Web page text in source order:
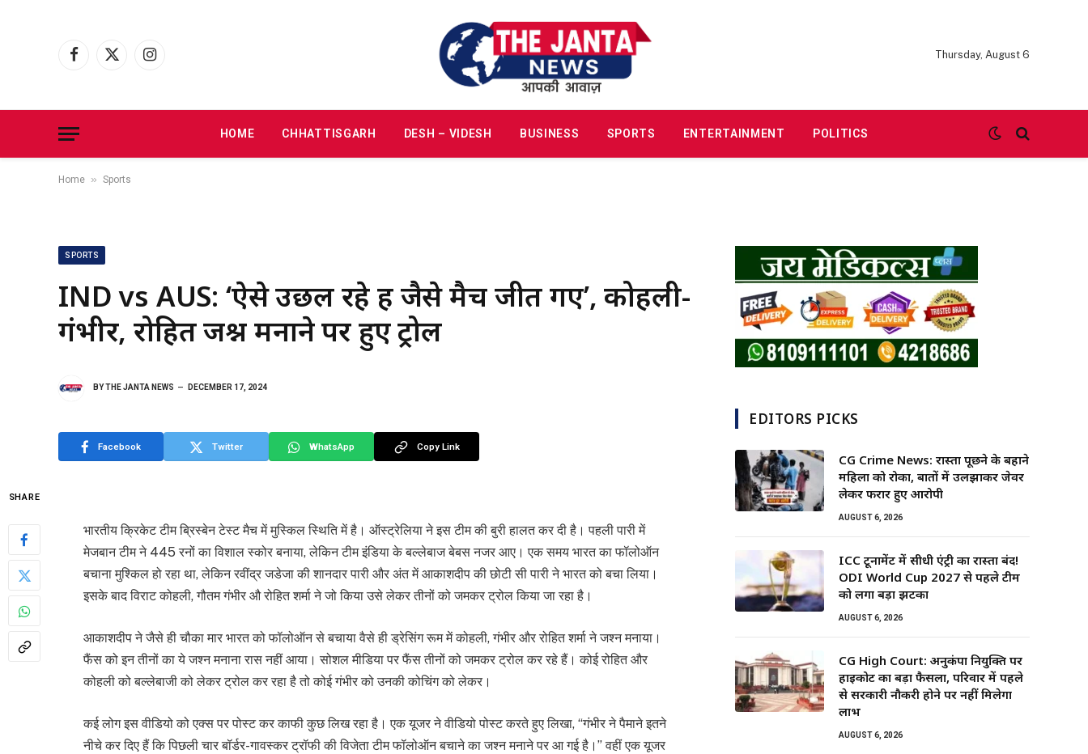
Facebook
X
Instagram
Thursday, August 6
HOME CHHATTISGARH DESH – VIDESH BUSINESS SPORTS ENTERTAINMENT POLITICS
Home » Sports
SPORTS
IND vs AUS: ‘ऐसे उछल रहे हैं जैसे मैच जीत गए’, कोहली-
गंभीर, रोहित जश्न मनाने पर हुए ट्रोल
BYTHE JANTA NEWS DECEMBER 17, 2024
Facebook Twitter WhatsApp Copy Link
SHARE
भारतीय क्रिकेट टीम ब्रिस्बेन टेस्ट मैच में मुस्किल स्थिति में है। ऑस्ट्रेलिया ने इस टीम की बुरी हालत कर दी है। पहली पारी में
मेजबान टीम ने 445 रनों का विशाल स्कोर बनाया, लेकिन टीम इंडिया के बल्लेबाज बेबस नजर आए। एक समय भारत का फॉलोऑन
बचाना मुश्किल हो रहा था, लेकिन रवींद्र जडेजा की शानदार पारी और अंत में आकाशदीप की छोटी सी पारी ने भारत को बचा लिया।
इसके बाद विराट कोहली, गौतम गंभीर औ रोहित शर्मा ने जो किया उसे लेकर तीनों को जमकर ट्रोल किया जा रहा है।
आकाशदीप ने जैसे ही चौका मार भारत को फॉलोऑन से बचाया वैसे ही ड्रेसिंग रूम में कोहली, गंभीर और रोहित शर्मा ने जश्न मनाया।
फैंस को इन तीनों का ये जश्न मनाना रास नहीं आया। सोशल मीडिया पर फैंस तीनों को जमकर ट्रोल कर रहे हैं। कोई रोहित और
कोहली को बल्लेबाजी को लेकर ट्रोल कर रहा है तो कोई गंभीर को उनकी कोचिंग को लेकर।
कई लोग इस वीडियो को एक्स पर पोस्ट कर काफी कुछ लिख रहा है। एक यूजर ने वीडियो पोस्ट करते हुए लिखा, “गंभीर ने पैमाने इतने
नीचे कर दिए हैं कि पिछली चार बॉर्डर-गावस्कर ट्रॉफी की विजेता टीम फॉलोऑन बचाने का जश्न मनाने पर आ गई है।” वहीं एक यूजर
EDITORS PICKS
CG Crime News: रास्ता पूछने के बहाने
महिला को रोका, बातों में उलझाकर जेवर
लेकर फरार हुए आरोपी
AUGUST 6, 2026
ICC टूर्नामेंट में सीधी एंट्री का रास्ता बंद!
ODI World Cup 2027 से पहले टीम
को लगा बड़ा झटका
AUGUST 6, 2026
CG High Court: अनुकंपा नियुक्ति पर
हाईकोर्ट का बड़ा फैसला, परिवार में पहले
से सरकारी नौकरी होने पर नहीं मिलेगा
लाभ
AUGUST 6, 2026